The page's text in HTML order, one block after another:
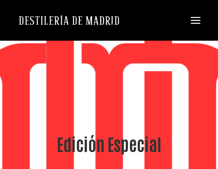
Edición Especial